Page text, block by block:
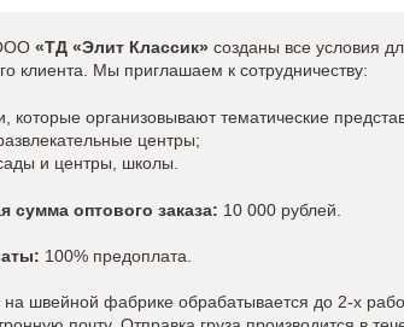
«ТД «Элит Классик» созданы все условия
клиента. Мы приглашаем к сотрудничеству:
которые организовывают тематические
центры;
и центры, школы.
сумма оптового заказа: 10 000 рублей.
100% предоплата.
на швейной фабрике обрабатывается до 2-х